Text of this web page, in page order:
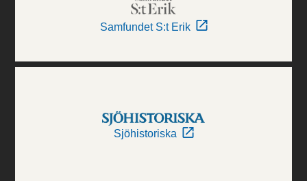
Samfundet S:t Erik
Sjöhistoriska